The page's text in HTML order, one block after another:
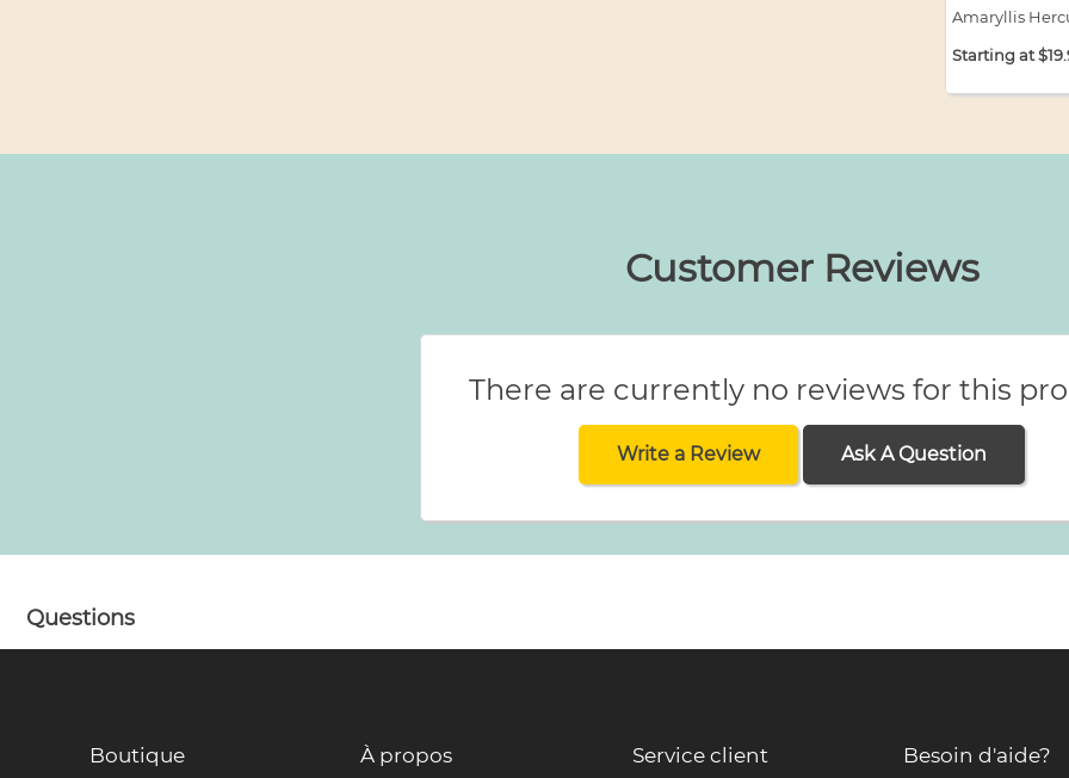
Amaryllis
Starting at
Customer Reviews
There are currently no reviews for this
Write a Review Ask A Question
Questions
Boutique À propos Service client Besoin d'aide?